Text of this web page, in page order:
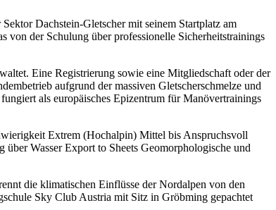
Dachstein-Gletscher mit seinem Startplatz am
von der Schulung über professionelle Sicherheitstrainings
Eine Registrierung sowie eine Mitgliedschaft oder der
aufgrund der massiven Gletscherschmelze und
als europäisches Epizentrum für Manövertrainings
Extrem (Hochalpin) Mittel bis Anspruchsvoll
Wasser Export to Sheets Geomorphologische und
die klimatischen Einflüsse der Nordalpen von den
Sky Club Austria mit Sitz in Gröbming gepachtet